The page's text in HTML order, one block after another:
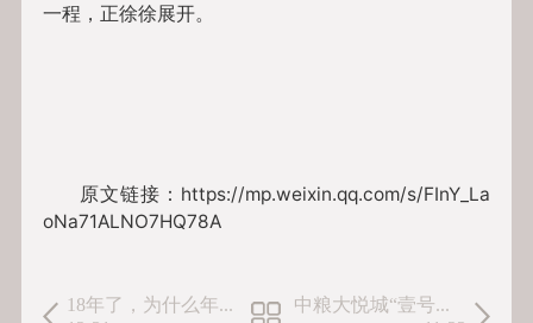
一程，正徐徐展开。
原文链接：https://mp.weixin.qq.com/s/FInY_La
oNa71ALNO7HQ78A
18年了，为什么年轻人还在逛大悦城？
中粮大悦城“壹号系”发布，“中粮好房子”体系落...